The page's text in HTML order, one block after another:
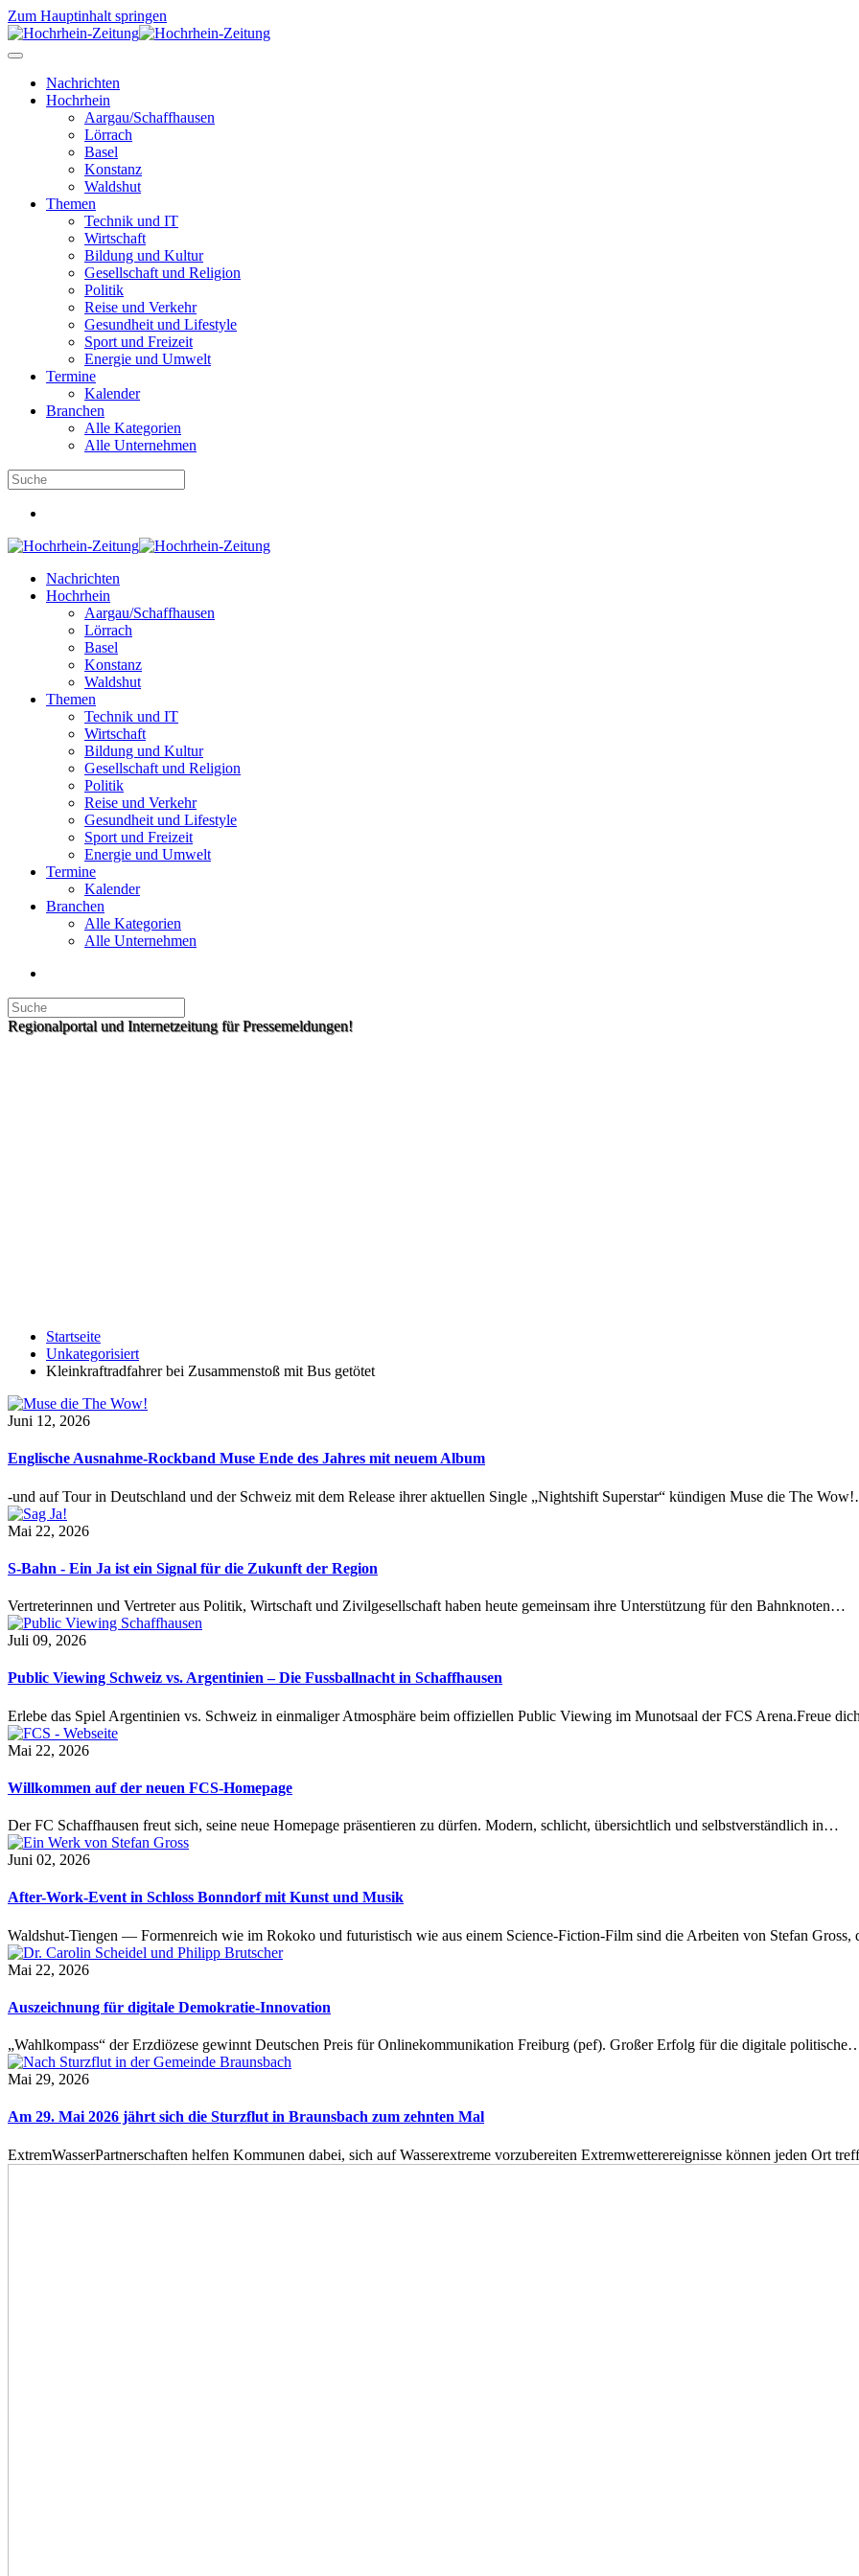
Zum Hauptinhalt springen
Nachrichten
Hochrhein
Aargau/Schaffhausen
Lörrach
Basel
Konstanz
Waldshut
Themen
Technik und IT
Wirtschaft
Bildung und Kultur
Gesellschaft und Religion
Politik
Reise und Verkehr
Gesundheit und Lifestyle
Sport und Freizeit
Energie und Umwelt
Termine
Kalender
Branchen
Alle Kategorien
Alle Unternehmen
Nachrichten
Hochrhein
Aargau/Schaffhausen
Lörrach
Basel
Konstanz
Waldshut
Themen
Technik und IT
Wirtschaft
Bildung und Kultur
Gesellschaft und Religion
Politik
Reise und Verkehr
Gesundheit und Lifestyle
Sport und Freizeit
Energie und Umwelt
Termine
Kalender
Branchen
Alle Kategorien
Alle Unternehmen
Regionalportal und Internetzeitung für Pressemeldungen!
Startseite
Unkategorisiert
Kleinkraftradfahrer bei Zusammenstoß mit Bus getötet
Juni 12, 2026
Englische Ausnahme-Rockband Muse Ende des Jahres mit neuem Album
-und auf Tour in Deutschland und der Schweiz mit dem Release ihrer aktuellen Single „Nightshift Superstar“ kündigen Muse die The
Mai 22, 2026
S-Bahn - Ein Ja ist ein Signal für die Zukunft der Region
Vertreterinnen und Vertreter aus Politik, Wirtschaft und Zivilgesellschaft haben heute gemeinsam ihre Unterstützung für den Bahnknoten…
Juli 09, 2026
Public Viewing Schweiz vs. Argentinien – Die Fussballnacht in Schaffhausen
Erlebe das Spiel Argentinien vs. Schweiz in einmaliger Atmosphäre beim offiziellen Public Viewing im Munotsaal der FCS Arena.Freue
Mai 22, 2026
Willkommen auf der neuen FCS-Homepage
Der FC Schaffhausen freut sich, seine neue Homepage präsentieren zu dürfen. Modern, schlicht, übersichtlich und selbstverständlich in…
Juni 02, 2026
After-Work-Event in Schloss Bonndorf mit Kunst und Musik
Waldshut-Tiengen — Formenreich wie im Rokoko und futuristisch wie aus einem Science-Fiction-Film sind die Arbeiten von Stefan
Mai 22, 2026
Auszeichnung für digitale Demokratie-Innovation
„Wahlkompass“ der Erzdiözese gewinnt Deutschen Preis für Onlinekommunikation Freiburg (pef). Großer Erfolg für die digitale
Mai 29, 2026
Am 29. Mai 2026 jährt sich die Sturzflut in Braunsbach zum zehnten Mal
ExtremWasserPartnerschaften helfen Kommunen dabei, sich auf Wasserextreme vorzubereiten Extremwetterereignisse können jeden Ort